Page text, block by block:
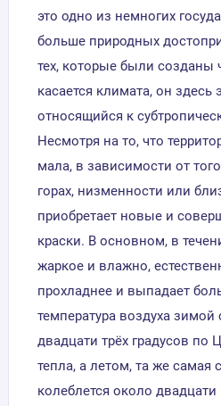
это одно из немногих
больше природных
тех, которые были созданы
касается климата, он здесь
относящийся к
Несмотря на то, что
мала, в зависимости от
горах, низменности или
приобретает новые и
краски. В основном, в
жаркое и влажно,
прохладнее и выпадает
температура воздуха зимой
двадцати трёх градусов по
тепла, а летом, та же самая
колеблется около двадцати